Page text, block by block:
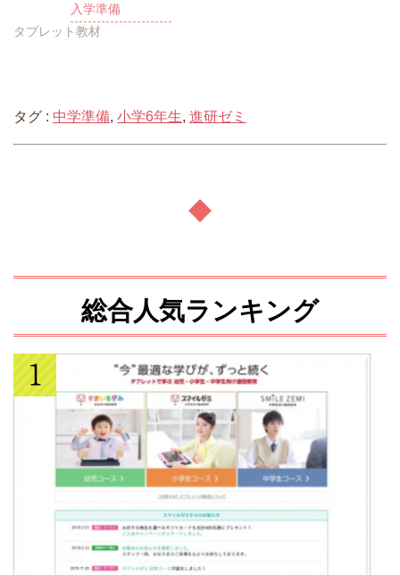
入学準備
タブレット教材
タグ : 中学準備, 小学6年生, 進研ゼミ
総合人気ランキング